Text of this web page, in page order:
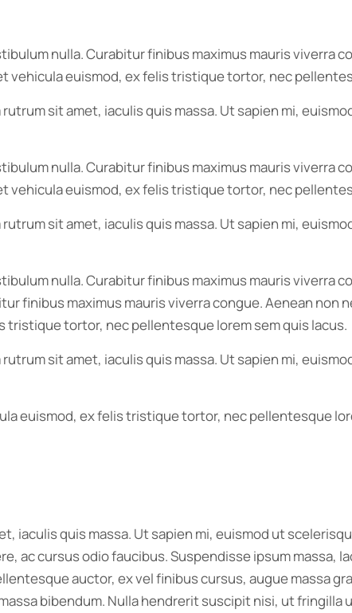
nulla. Curabitur finibus maximus mauris viverra
vehicula euismod, ex felis tristique tortor, nec
sit amet, iaculis quis massa. Ut sapien mi,
nulla. Curabitur finibus maximus mauris viverra
vehicula euismod, ex felis tristique tortor, nec
sit amet, iaculis quis massa. Ut sapien mi,
nulla. Curabitur finibus maximus mauris viverra
finibus maximus mauris viverra congue. Aenean non
tristique tortor, nec pellentesque lorem sem quis lacus.
sit amet, iaculis quis massa. Ut sapien mi,
euismod, ex felis tristique tortor, nec pellentesque
iaculis quis massa. Ut sapien mi, euismod ut
ac cursus odio faucibus. Suspendisse ipsum massa,
auctor, ex vel finibus cursus, augue massa
bibendum. Nulla hendrerit suscipit nisi, ut fringilla